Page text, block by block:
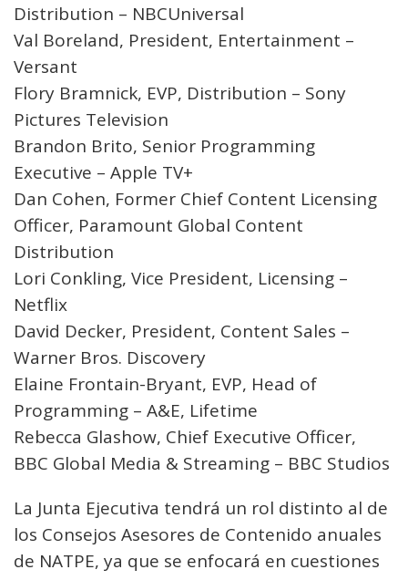
Distribution – NBCUniversal
Val Boreland, President, Entertainment –
Versant
Flory Bramnick, EVP, Distribution – Sony
Pictures Television
Brandon Brito, Senior Programming
Executive – Apple TV+
Dan Cohen, Former Chief Content Licensing
Officer, Paramount Global Content
Distribution
Lori Conkling, Vice President, Licensing –
Netflix
David Decker, President, Content Sales –
Warner Bros. Discovery
Elaine Frontain-Bryant, EVP, Head of
Programming – A&E, Lifetime
Rebecca Glashow, Chief Executive Officer,
BBC Global Media & Streaming – BBC Studios
La Junta Ejecutiva tendrá un rol distinto al de
los Consejos Asesores de Contenido anuales
de NATPE, ya que se enfocará en cuestiones